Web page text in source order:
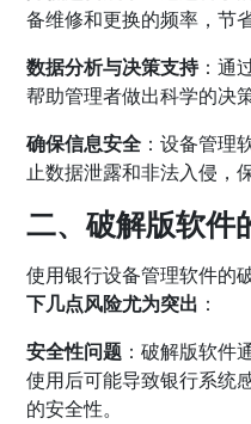
备维修和更换的频率，节
数据分析与决策支持：通
帮助管理者做出科学的决
确保信息安全 ：设备管理
止数据泄露和非法入侵，
二、破解版软件
使用银行设备管理软件的
下几点风险尤为突出 ：
安全性问题 ：破解版软件
使用后可能导致银行系统
的安全性。